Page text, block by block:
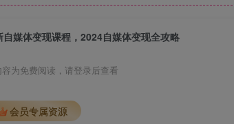
自媒体变现课程，2024自媒体变现全攻略
容为免费阅读，请登录后查看
会员专属资源